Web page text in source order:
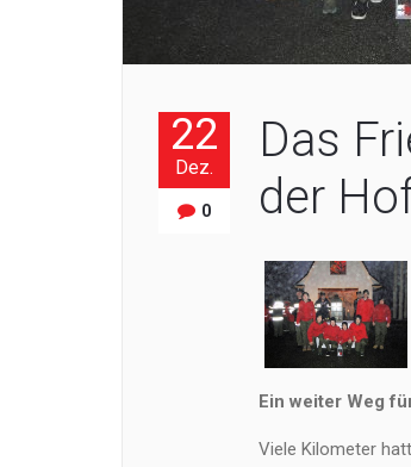
22
Dez.
0
Das
der
Ein weiter Weg
Viele Kilometer